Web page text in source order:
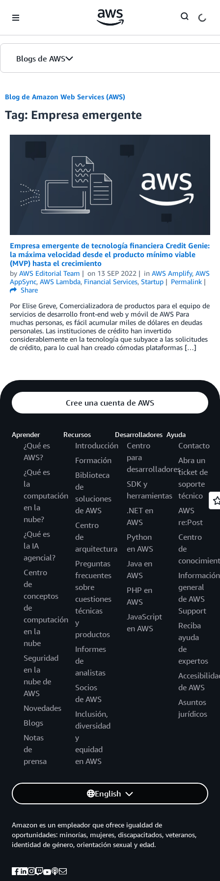
Blogs de AWS
Inicio
Ediciones
Blog de Amazon Web Services (AWS)
Tag: Empresa emergente
Empresa emergente de tecnología financiera Credit Genie:
la máxima velocidad desde el producto mínimo viable
(MVP) hasta el crecimiento
by AWS Editorial Team on 13 SEP 2022 in AWS Amplify, AWS
AppSync, AWS Lambda, Financial Services, Startup
Permalink
Share
Por Elise Greve, Comercializadora de productos para el equipo de
servicios de desarrollo front-end web y móvil de AWS Para
muchas personas, es fácil acumular miles de dólares en deudas
personales. Las instituciones de crédito han invertido
considerablemente en la tecnología que subyace a las solicitudes
de crédito, para lo cual han creado cómodas plataformas […]
Cree una cuenta de AWS
Aprender
¿Qué es
AWS?
¿Qué es
la
computación
en la
nube?
¿Qué es
la IA
agencial?
Centro
de
conceptos
de
computación
en la
nube
Seguridad
en la
nube de
AWS
Novedades
Blogs
Notas
de
prensa
Recursos
Introducción
Formación
Biblioteca
de
soluciones
de AWS
Centro
de
arquitectura
Preguntas
frecuentes
sobre
cuestiones
técnicas
y
productos
Informes
de
analistas
Socios
de AWS
Inclusión,
diversidad
y
equidad
en AWS
Desarrolladores
Centro
para
desarrolladores
SDK y
herramientas
.NET en
AWS
Python
en AWS
Java en
AWS
PHP en
AWS
JavaScript
en AWS
Ayuda
Contacto
Abra un
ticket de
soporte
técnico
AWS
re:Post
Centro
de
Información
general
de AWS
Support
Reciba
ayuda
de
expertos
de AWS
Asuntos
jurídicos
English
Amazon es un empleador que ofrece igualdad de
oportunidades: minorías, mujeres, discapacitados, veteranos,
identidad de género, orientación sexual y edad.